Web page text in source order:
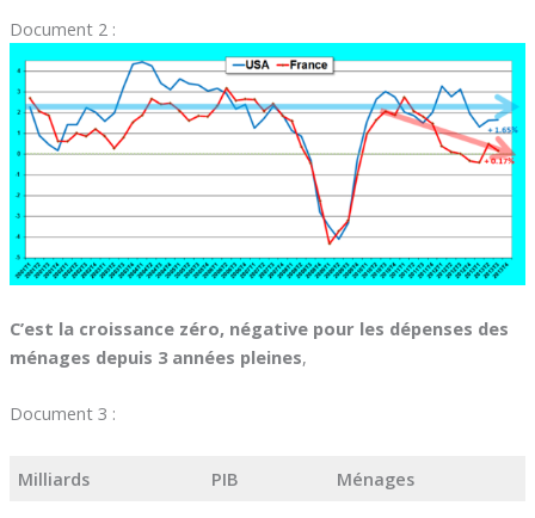
Document 2 :
C’est la croissance zéro, négative pour les dépenses des
ménages depuis 3 années pleines,
Document 3 :
Milliards  PIB
Ménages